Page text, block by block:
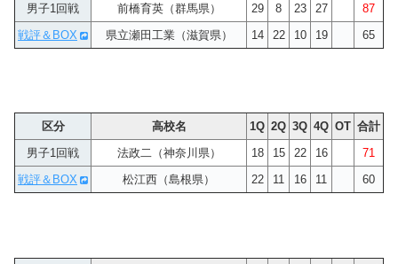
男子1回戦
前橋育英（群馬県） 29 8 23 27
87
戦評＆BOX
県立瀬田工業（滋賀県） 14 22 10 19 65
区分 高校名 1Q 2Q 3Q 4Q OT 合計
男子1回戦
法政二（神奈川県） 18 15 22 16
71
戦評＆BOX
松江西（島根県） 22 11 16 11 60